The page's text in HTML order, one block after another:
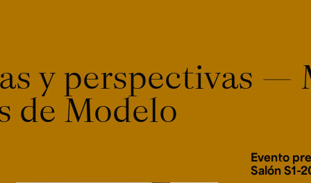
Maestría en Humanidades Digitales
Maestría en Literatura
Maestría en Música
y perspectivas ―
de Modelo
Evento
Salón S1-